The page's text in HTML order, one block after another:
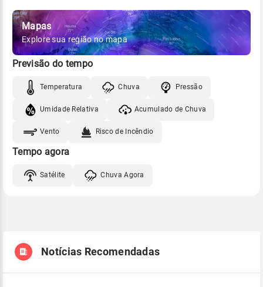
Mapas
Explore sua região no mapa
Previsão do tempo
Temperatura Chuva Pressão
Umidade Relativa Acumulado de Chuva
Vento Risco de Incêndio
Tempo agora
Satélite Chuva Agora
Notícias Recomendadas